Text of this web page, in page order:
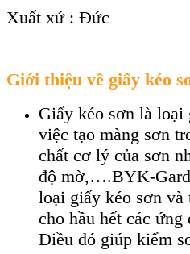
Xuất xứ : Đức
Giới thiệu về giấy kéo
Giấy kéo sơn là loại
việc tạo màng sơn
chất cơ lý của sơn
độ mờ,….BYK-
loại giấy kéo sơn và
cho hầu hết các
Điều đó giúp kiểm